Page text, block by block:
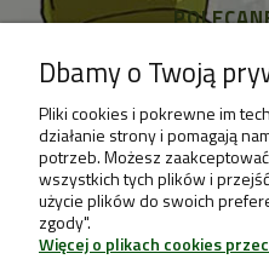
Dbamy o Twoją
Pliki cookies i pokrewne im
działanie strony i pomagają
potrzeb. Możesz
wszystkich tych plików i
użycie plików do swoich
zgody".
Więcej o plikach cookies